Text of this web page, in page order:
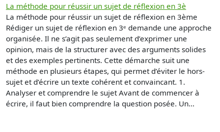
La méthode pour réussir un sujet de réflexion en 3è
La méthode pour réussir un sujet de réflexion en 3ème
Rédiger un sujet de réflexion en 3ᵉ demande une approche
organisée. Il ne s’agit pas seulement d’exprimer une
opinion, mais de la structurer avec des arguments solides
et des exemples pertinents. Cette démarche suit une
méthode en plusieurs étapes, qui permet d’éviter le hors-
sujet et d’écrire un texte cohérent et convaincant. 1.
Analyser et comprendre le sujet Avant de commencer à
écrire, il faut bien comprendre la question posée. Un...